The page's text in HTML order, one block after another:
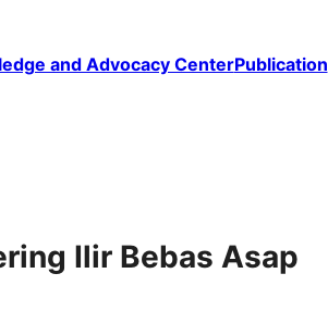
and Advocacy CenterPublication
Ilir Bebas Asap